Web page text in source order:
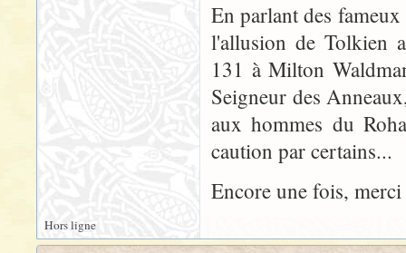
En parlant des
l'allusion de Tolkien
131 à Milton
Seigneur des
aux hommes du
caution par certains...
Encore une fois,
Hors ligne